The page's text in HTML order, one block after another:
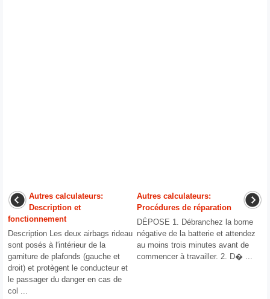
Autres calculateurs:
Description et
fonctionnement
Description Les deux airbags rideau
sont posés à l′intérieur de la
garniture de plafonds (gauche et
droit) et protègent le conducteur et
le passager du danger en cas de
col ...
Autres calculateurs:
Procédures de réparation
DÉPOSE 1. Débranchez la borne
négative de la batterie et attendez
au moins trois minutes avant de
commencer à travailler. 2. D� ...